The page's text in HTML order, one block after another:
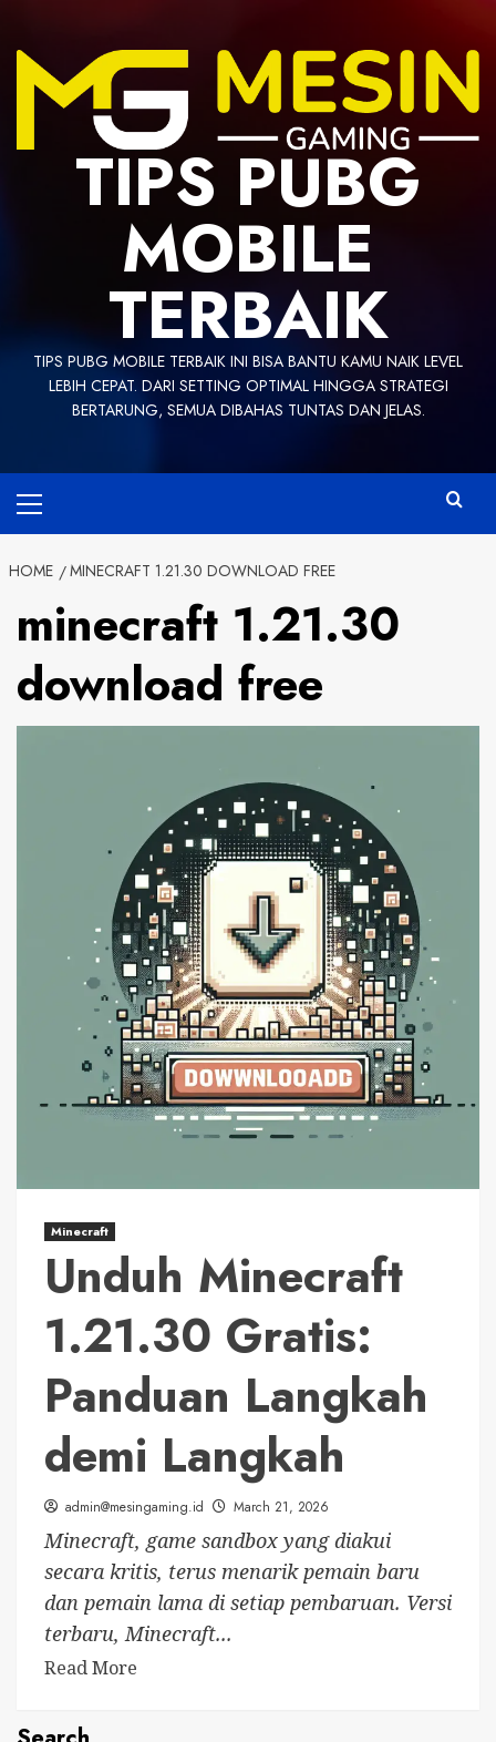
content
TIPS PUBG
MOBILE
TERBAIK
TIPS PUBG MOBILE TERBAIK INI BISA BANTU KAMU NAIK LEVEL
LEBIH CEPAT. DARI SETTING OPTIMAL HINGGA STRATEGI
BERTARUNG, SEMUA DIBAHAS TUNTAS DAN JELAS.
Menu
HOME MINECRAFT 1.21.30 DOWNLOAD FREE
minecraft 1.21.30
download free
Minecraft
Unduh Minecraft
1.21.30 Gratis:
Panduan Langkah
demi Langkah
admin@mesingaming.id March 21, 2026
Minecraft, game sandbox yang diakui
secara kritis, terus menarik pemain baru
dan pemain lama di setiap pembaruan. Versi
terbaru, Minecraft...
Read More